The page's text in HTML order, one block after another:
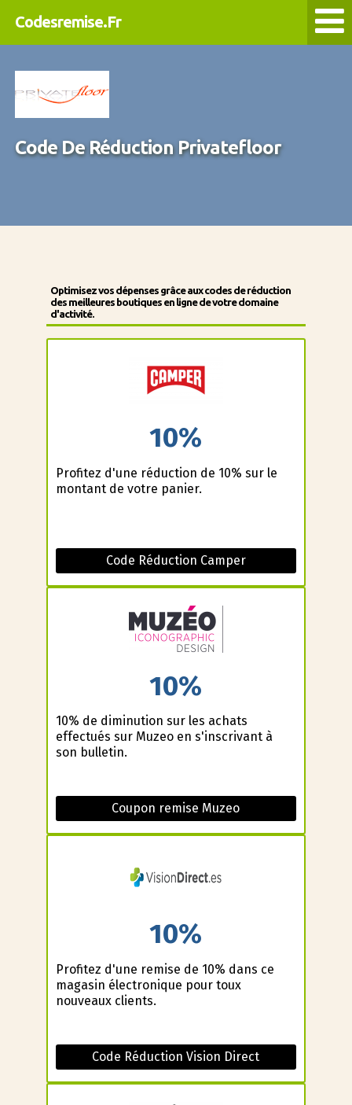
Codesremise.Fr
Code De Réduction Privatefloor
Optimisez vos dépenses grâce aux codes de réduction
des meilleures boutiques en ligne de votre domaine
d'activité.
10%
Profitez d'une réduction de 10% sur le
montant de votre panier.
Code Réduction Camper
10%
10% de diminution sur les achats
effectués sur Muzeo en s'inscrivant à
son bulletin.
Coupon remise Muzeo
10%
Profitez d'une remise de 10% dans ce
magasin électronique pour toux
nouveaux clients.
Code Réduction Vision Direct